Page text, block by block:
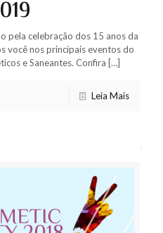
pela celebração dos 15 anos da
você nos principais eventos do
e Saneantes. Confira […]
Leia Mais